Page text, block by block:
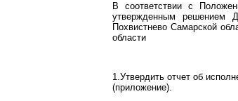
В соответствии с
утвержденным решением
Похвистнево Самарской
области
1.Утвердить отчет об
(приложение).